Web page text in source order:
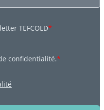
TEFCOLD*
confidentialité.*